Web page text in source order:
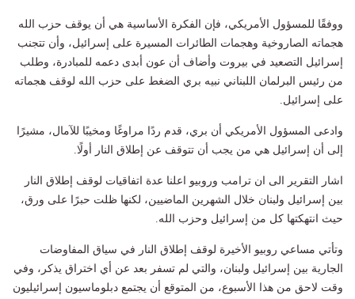
ووفقًا للمسؤول الأمريكي، فإن الفكرة الأساسية هي أن يوقف حزب الله
هجماته الصاروخية وهجمات الطائرات المسيرة على إسرائيل، وأن تتجنب
إسرائيل التصعيد في بيروت وأضاف أن عون أبدى دعمه للمبادرة، وطلب
من رئيس البرلمان اللبناني نبيه بري الضغط على حزب الله لوقف هجماته
على إسرائيل.
وادعى المسؤول الأمريكي أن بري، قدم ردًا مراوغًا ومخيبًا للآمال، مشيرًا
إلى أن إسرائيل هي من يجب أن تتوقف عن إطلاق النار أولًا.
اشار التقرير الى ان ترامب وروبيو اعلنا عدة اتفاقيات لوقف إطلاق النار
بين إسرائيل ولبنان خلال الشهرين الماضيين، لكنها ظلت حبرًا على ورق،
حيث انتهكتها كل من إسرائيل وحزب الله.
وتأتي مساعي روبيو الأخيرة لوقف إطلاق النار في سياق المفاوضات
الجارية بين إسرائيل ولبنان، والتي لم تسفر بعد عن أي اختراق يذكر، وفي
وقت لاحق من هذا الأسبوع، من المتوقع أن يجتمع دبلوماسيون إسرائيليون